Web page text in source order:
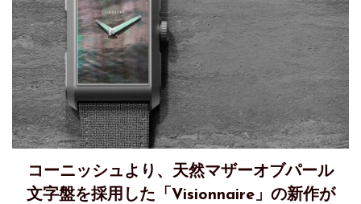
コーニッシュより、天然マザーオブパール
文字盤を採用した「Visionnaire」の新作が